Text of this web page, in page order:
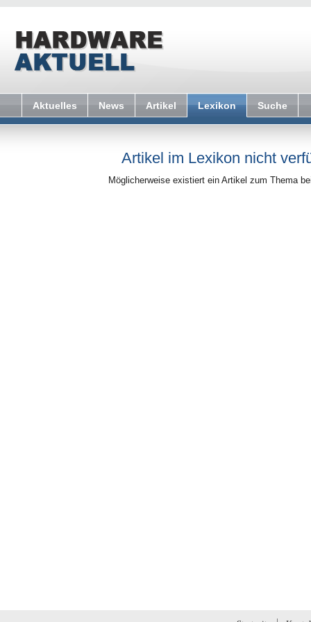
Aktuelles News Artikel Lexikon Suche
Artikel im Lexikon nicht
Möglicherweise existiert ein Artikel zum Thema